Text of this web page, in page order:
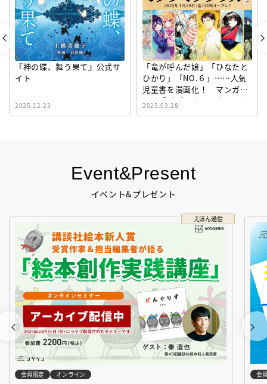
Event&Present
イベント&プレゼント
えほん通信
会員限定 オンライン 会
『神の蝶、舞う果て』公式サ
イト
2025.12.23
「竜が呼んだ娘」「ひなたと
ひかり」「NO.６」……人気
児童書を漫画化！ マンガサ
イト『ビブリオシリウス』誕
生！
2025.03.28